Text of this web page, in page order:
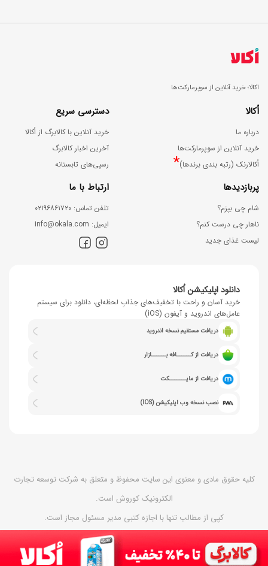
اکالا؛ خرید آنلاین از سوپرمارکت‌ها
اُکالا
درباره ما
خرید آنلاین از سوپرمارکت‌ها
اُکالارنک (رتبه بندی برندها)*
دسترسی سریع
خرید آنلاین با کالابرگ از اُکالا
آخرین اخبار کالابرگ
رسپی‌های تابستانه
پربازدیدها
شام چی بپزم؟
ناهار چی درست کنم؟
لیست غذای جدید
ارتباط با ما
ﺗﻠﻔﻦ ﺗﻤﺎس: ۰۲۱۹۶۸۶۱۷۲۰
اﯾﻤﯿﻞ: info@okala.com
دانلود اپلیکیشن اُکالا
خرید آسان و راحت با تخفیف‌های جذابِ لحظه‌ای، دانلود برای سیستم
عامل‌های اندروید و آیفون (iOS)
دریافت مستقیم نسخه اندروید
دریافت از کــــــافه بــــــازار
دریافت از مایـــــــکت
نصب نسخه وب اپلیکیشن (IOS)
کلیه حقوق مادی و معنوی این سایت محفوظ و متعلق به شرکت توسعه تجارت
الکترونیک کوروش است.
کپی از مطالب تنها با اجازه کتبی مدیر مسئول مجاز است.